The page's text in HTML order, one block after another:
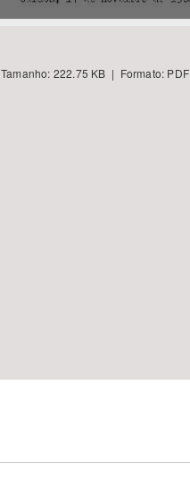
Tamanho: 222.75 KB | Formato: PDF